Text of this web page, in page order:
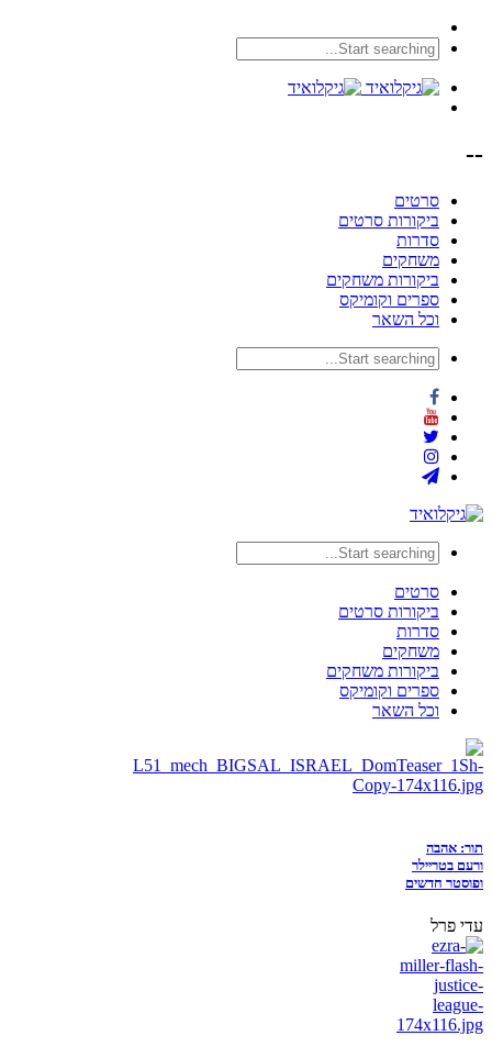
--
סרטים
ביקורות סרטים
סדרות
משחקים
ביקורות משחקים
ספרים וקומיקס
וכל השאר
סרטים
ביקורות סרטים
סדרות
משחקים
ביקורות משחקים
ספרים וקומיקס
וכל השאר
תור: אהבה
ורעם בטריילר
ופוסטר חדשים
עדי פרל